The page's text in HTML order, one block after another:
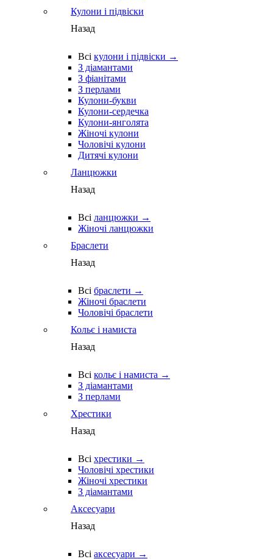
Кулони і підвіски
Назад
Всі кулони і підвіски →
З діамантами
З фіанітами
З перлами
Кулони-букви
Кулони-сердечка
Кулони-янголята
Жіночі кулони
Чоловічі кулони
Дитячі кулони
Ланцюжки
Назад
Всі ланцюжки →
Жіночі ланцюжки
Браслети
Назад
Всі браслети →
Жіночі браслети
Чоловічі браслети
Кольє і намиста
Назад
Всі кольє і намиста →
З діамантами
З перлами
Хрестики
Назад
Всі хрестики →
Чоловічі хрестики
Жіночі хрестики
З діамантами
Аксесуари
Назад
Всі аксесуари →